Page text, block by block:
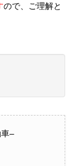
ので、ご理解と
–